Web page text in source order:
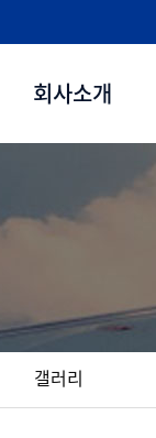
회사소개
갤러리